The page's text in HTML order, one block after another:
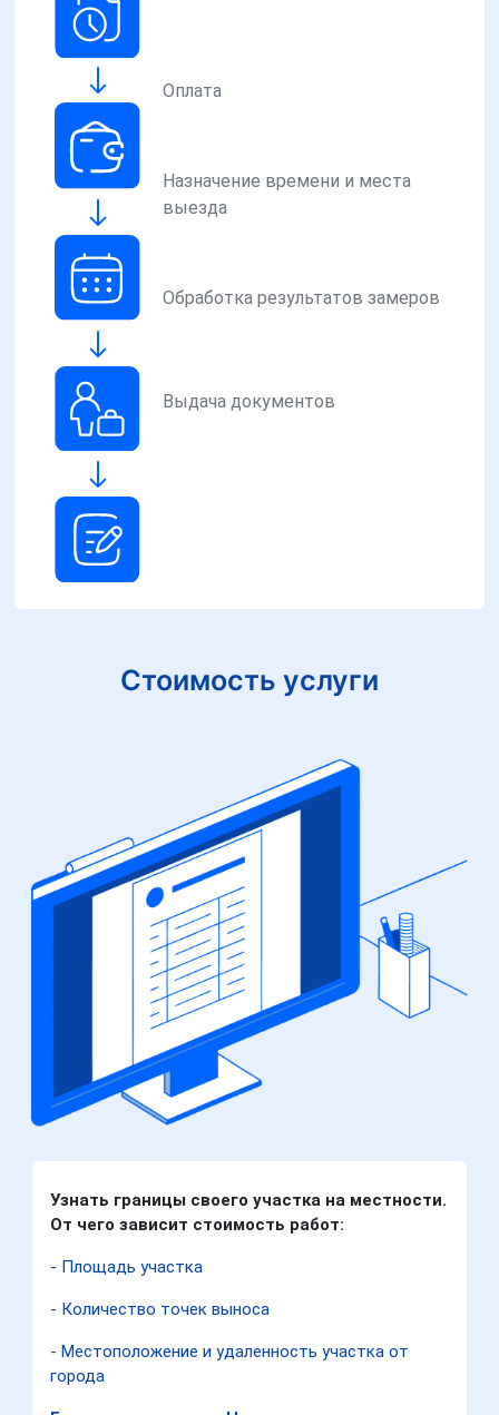
Оплата
Назначение времени и места
выезда
Обработка результатов замеров
Выдача документов
Стоимость услуги
Узнать границы своего участка на местности.
От чего зависит стоимость работ:
- Площадь участка
- Количество точек выноса
- Местоположение и удаленность участка от
города